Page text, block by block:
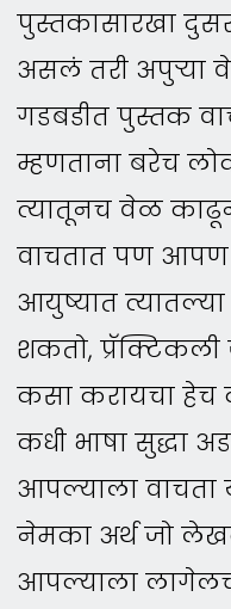
पुस्तकासारखा
असलं तरी अपुऱ्या
गडबडीत पुस्तक
म्हणताना बरेच
त्यातूनच वेळ
वाचतात पण
आयुष्यात
शकतो, प्रॅक्टिकली
कसा करायचा हेच
कधी भाषा सुद्धा
आपल्याला वाचता
नेमका अर्थ जो
आपल्याला